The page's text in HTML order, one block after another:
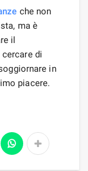
che non
ma è
il
di
in
piacere.